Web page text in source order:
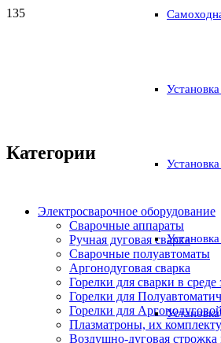
Категории
Электросварочное оборудование
Сварочные аппараты
Ручная дуговая сварка
Сварочные полуавтоматы
Аргонодуговая сварка
Горелки для сварки в
Горелки для
Горелки для
Плазматроны, их
Воздушно-дуговая строжка